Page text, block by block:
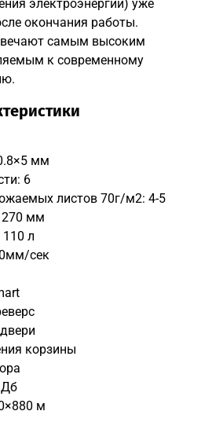
электроэнергии) уже
окончания работы.
самым высоким
к современному
мм
6
листов 70г/м2: 4-5
270 мм
л
сек
корзины
Дб
м